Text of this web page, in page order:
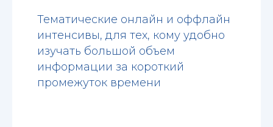
Тематические онлайн и оффлайн
интенсивы, для тех, кому удобно
изучать большой объем
информации за короткий
промежуток времени